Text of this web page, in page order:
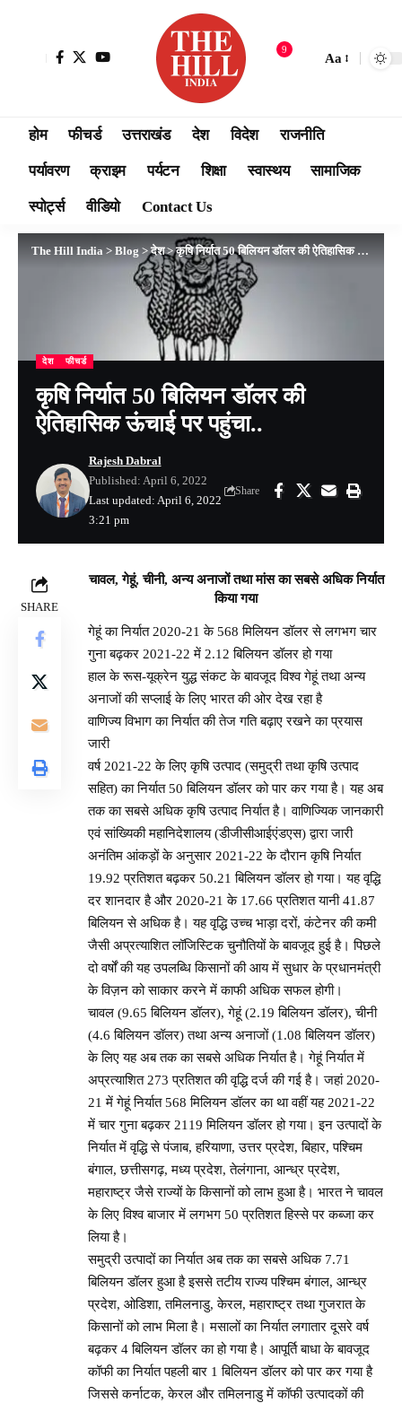
9
Aa
होम फीचर्ड उत्तराखंड देश विदेश राजनीति
पर्यावरण क्राइम पर्यटन शिक्षा स्वास्थय सामाजिक
स्पोर्ट्स वीडियो Contact Us
The Hill India > Blog >देश>कृषि निर्यात 50 बिलियन डॉलर की ऐतिहासिक ऊंचाई पर पहुंचा..
देश फीचर्ड
कृषि निर्यात 50 बिलियन डॉलर की
ऐतिहासिक ऊंचाई पर पहुंचा..
Last updated: April 6, 2022
3:21 pm
Rajesh Dabral
Published: April 6, 2022
Share
SHARE
चावल, गेहूं, चीनी, अन्य अनाजों तथा मांस का सबसे अधिक निर्यात
किया गया
गेहूं का निर्यात 2020-21 के 568 मिलियन डॉलर से लगभग चार
गुना बढ़कर 2021-22 में 2.12 बिलियन डॉलर हो गया
हाल के रूस-यूक्रेन युद्ध संकट के बावजूद विश्व गेहूं तथा अन्य
अनाजों की सप्लाई के लिए भारत की ओर देख रहा है
वाणिज्य विभाग का निर्यात की तेज गति बढ़ाए रखने का प्रयास
जारी
वर्ष 2021-22 के लिए कृषि उत्पाद (समुद्री तथा कृषि उत्पाद
सहित) का निर्यात 50 बिलियन डॉलर को पार कर गया है। यह अब
तक का सबसे अधिक कृषि उत्पाद निर्यात है। वाणिज्यिक जानकारी
एवं सांख्यिकी महानिदेशालय (डीजीसीआईएंडएस) द्वारा जारी
अनंतिम आंकड़ों के अनुसार 2021-22 के दौरान कृषि निर्यात
19.92 प्रतिशत बढ़कर 50.21 बिलियन डॉलर हो गया। यह वृद्धि
दर शानदार है और 2020-21 के 17.66 प्रतिशत यानी 41.87
बिलियन से अधिक है। यह वृद्धि उच्च भाड़ा दरों, कंटेनर की कमी
जैसी अप्रत्याशित लॉजिस्टिक चुनौतियों के बावजूद हुई है। पिछले
दो वर्षों की यह उपलब्धि किसानों की आय में सुधार के प्रधानमंत्री
के विज़न को साकार करने में काफी अधिक सफल होगी।
चावल (9.65 बिलियन डॉलर), गेहूं (2.19 बिलियन डॉलर), चीनी
(4.6 बिलियन डॉलर) तथा अन्य अनाजों (1.08 बिलियन डॉलर)
के लिए यह अब तक का सबसे अधिक निर्यात है। गेहूं निर्यात में
अप्रत्याशित 273 प्रतिशत की वृद्धि दर्ज की गई है। जहां 2020-
21 में गेहूं निर्यात 568 मिलियन डॉलर का था वहीं यह 2021-22
में चार गुना बढ़कर 2119 मिलियन डॉलर हो गया। इन उत्पादों के
निर्यात में वृद्धि से पंजाब, हरियाणा, उत्तर प्रदेश, बिहार, पश्चिम
बंगाल, छत्तीसगढ़, मध्य प्रदेश, तेलंगाना, आन्ध्र प्रदेश,
महाराष्ट्र जैसे राज्यों के किसानों को लाभ हुआ है। भारत ने चावल
के लिए विश्व बाजार में लगभग 50 प्रतिशत हिस्से पर कब्जा कर
लिया है।
समुद्री उत्पादों का निर्यात अब तक का सबसे अधिक 7.71
बिलियन डॉलर हुआ है इससे तटीय राज्य पश्चिम बंगाल, आन्ध्र
प्रदेश, ओडिशा, तमिलनाडु, केरल, महाराष्ट्र तथा गुजरात के
किसानों को लाभ मिला है। मसालों का निर्यात लगातार दूसरे वर्ष
बढ़कर 4 बिलियन डॉलर का हो गया है। आपूर्ति बाधा के बावजूद
कॉफी का निर्यात पहली बार 1 बिलियन डॉलर को पार कर गया है
जिससे कर्नाटक, केरल और तमिलनाडु में कॉफी उत्पादकों की